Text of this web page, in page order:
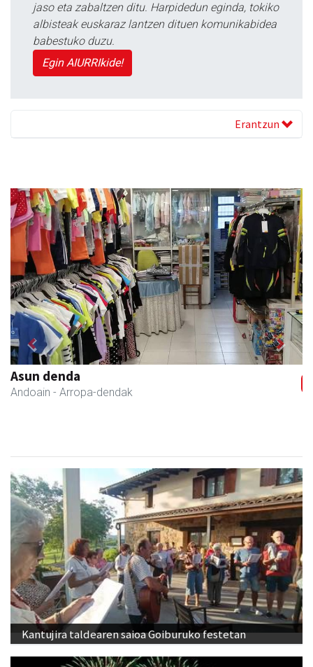
jaso eta zabaltzen ditu. Harpidedun eginda, tokiko
albisteak euskaraz lantzen dituen komunikabidea
babestuko duzu.
Egin AIURRIkide!
Erantzun
Arruti gozotegia
Andoain - Gozotegiak
Previous Next
Kantujira taldearen saioa Goiburuko festetan